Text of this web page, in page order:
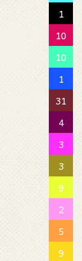
1
10
10
1
31
4
3
3
9
2
5
9